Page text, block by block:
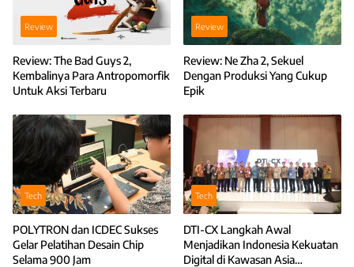
Review
Review: The Bad Guys 2,
Kembalinya Para Antropomorfik
Untuk Aksi Terbaru
Review
Review: Ne Zha 2, Sekuel
Dengan Produksi Yang Cukup
Epik
Tech
POLYTRON dan ICDEC Sukses
Gelar Pelatihan Desain Chip
Selama 900 Jam
Tech
DTI-CX Langkah Awal
Menjadikan Indonesia Kekuatan
Digital di Kawasan Asia